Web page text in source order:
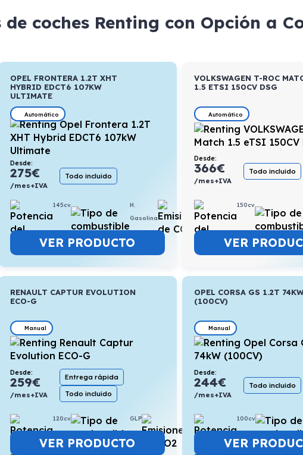
de coches Renting con Opción a
OPEL FRONTERA 1.2T XHT
HYBRID EDCT6 107KW
ULTIMATE
Automático
Desde:
275€
/mes+IVA
Todo incluido
145cv
H.
Gasolina
5,3l/100km
VER PRODUCTO
VOLKSWAGEN T-ROC
1.5 ETSI 150CV DSG
Automático
Desde:
366€
/mes+IVA
Todo incluido
150cv
VER
RENAULT CAPTUR EVOLUTION
ECO-G
Manual
Desde:
259€
/mes+IVA
Entrega rápida
Todo incluido
120cv GLP 6,1l/100km
VER PRODUCTO
OPEL CORSA GS 1.2T
(100CV)
Manual
Desde:
244€
/mes+IVA
Todo incluido
100cv
VER